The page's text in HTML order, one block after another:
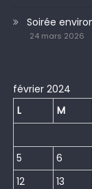
Soirée
24 mars 2026
février 2024
L
M
5
6
12
13